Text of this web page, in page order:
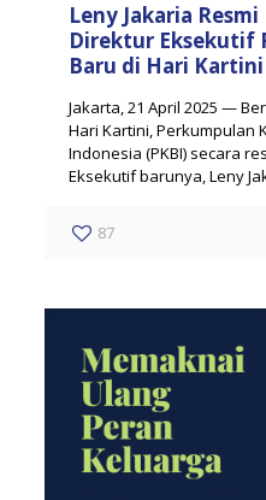
Leny Jakaria
Direktur Eksekutif
Baru di Hari Kartini
Jakarta, 21 April 2025 —
Hari Kartini, Perkumpulan
Indonesia (PKBI) secara
Eksekutif barunya, Leny
87